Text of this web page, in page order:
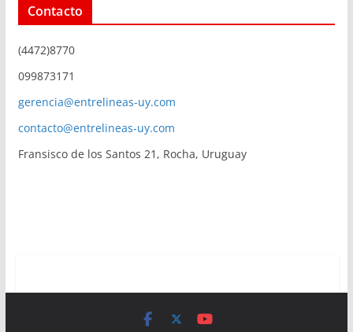
Contacto
(4472)8770
099873171
gerencia@entrelineas-uy.com
contacto@entrelineas-uy.com
Fransisco de los Santos 21, Rocha, Uruguay